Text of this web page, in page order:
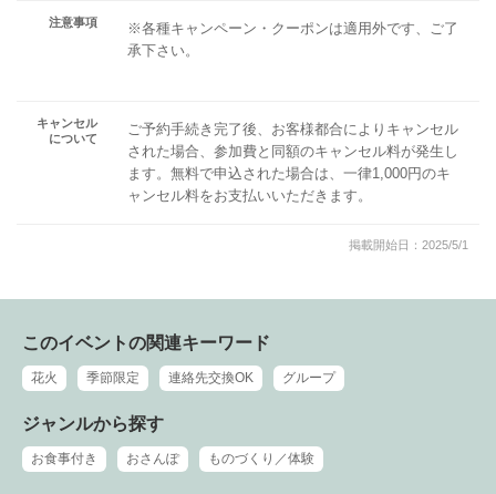
注意事項
※各種キャンペーン・クーポンは適用外です、ご了
承下さい。
キャンセル
について
ご予約手続き完了後、お客様都合によりキャンセル
された場合、参加費と同額のキャンセル料が発生し
ます。無料で申込された場合は、一律1,000円のキ
ャンセル料をお支払いいただきます。
掲載開始日：2025/5/1
このイベントの関連キーワード
花火 季節限定 連絡先交換OK グループ
ジャンルから探す
お食事付き おさんぽ ものづくり／体験